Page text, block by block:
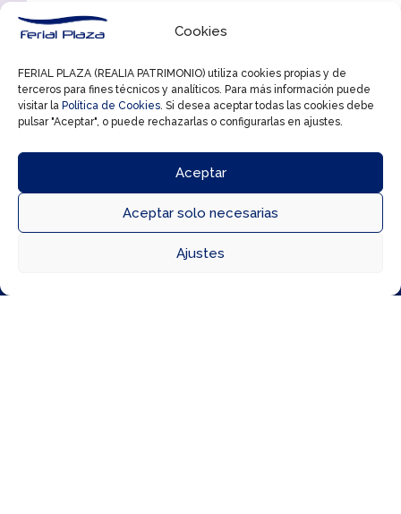
Cookies
FERIAL PLAZA (REALIA PATRIMONIO) utiliza cookies propias y de
terceros para fines técnicos y analíticos. Para más información puede
visitar la Política de Cookies. Si desea aceptar todas las cookies debe
pulsar "Aceptar", o puede rechazarlas o configurarlas en ajustes.
Aceptar
Aceptar solo necesarias
Ajustes
Segunda
Planta
y
vive
la
alegría
de
estas